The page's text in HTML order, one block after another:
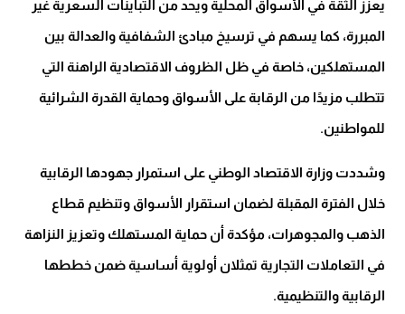
يعزز الثقة في الأسواق المحلية ويحد من التباينات السعرية غير
المبررة، كما يسهم في ترسيخ مبادئ الشفافية والعدالة بين
المستهلكين، خاصة في ظل الظروف الاقتصادية الراهنة التي
تتطلب مزيدًا من الرقابة على الأسواق وحماية القدرة الشرائية
للمواطنين.
وشددت وزارة الاقتصاد الوطني على استمرار جهودها الرقابية
خلال الفترة المقبلة لضمان استقرار الأسواق وتنظيم قطاع
الذهب والمجوهرات، مؤكدة أن حماية المستهلك وتعزيز النزاهة
في التعاملات التجارية تمثلان أولوية أساسية ضمن خططها
الرقابية والتنظيمية.